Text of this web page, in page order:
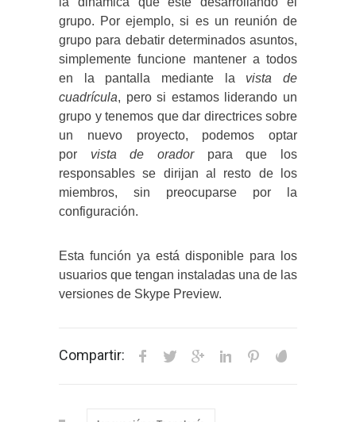
grupo. Por ejemplo, si es un reunión de
grupo para debatir determinados asuntos,
simplemente funcione mantener a todos
en la pantalla mediante la vista de
cuadrícula, pero si estamos liderando un
grupo y tenemos que dar directrices sobre
un nuevo proyecto, podemos optar
por vista de oradorpara que los
responsables se dirijan al resto de los
miembros, sin preocuparse por la
configuración.
Esta función ya está disponible para los
usuarios que tengan instaladas una de las
versiones de Skype Preview.
Compartir: